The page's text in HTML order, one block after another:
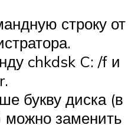
строку от
chkdsk C: /f и
букву диска (в
заменить